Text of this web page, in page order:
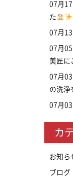
07月17
た
07月13
07月05
美匠に
07月03
の洗浄
07月03
カ
お知ら
ブログ